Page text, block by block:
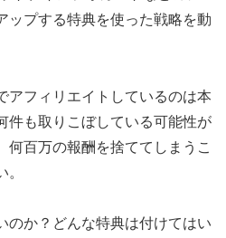
ップする特典を使った戦略を動
アフィリエイトしているのは本
件も取りこぼしている可能性が
何百万の報酬を捨ててしまうこ
のか？どんな特典は付けてはい